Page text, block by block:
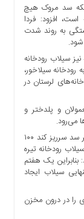
سد مروک هیچ
افزود: فردا
به روند شدت
سیلاب رودخانه
رودخانه سیلاخور،
لرستان در
و پلدختر و
می‌رود.
مدیرعامل شرکت آب منطقه‌ای لرستان با بیان اینکه ‬اگر سد سرریز کند ۱۰۰
رودخانه تیره
بنابراین ‬یک هفتم
سیلاب ایجاد
را در درون مخزن